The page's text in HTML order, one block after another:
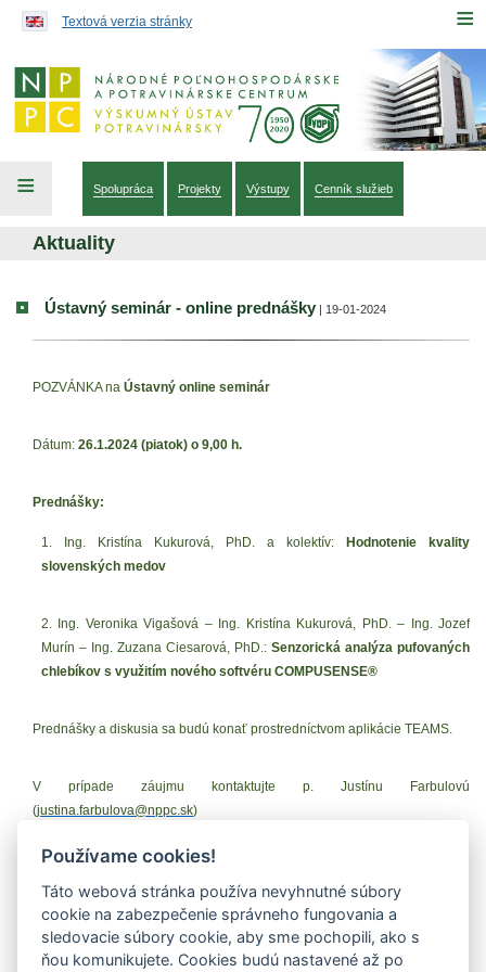
≡
Textová verzia stránky
≡ Spolupráca Projekty Výstupy Cenník služieb
Aktuality
Ústavný seminár - online prednášky | 19-01-2024
POZVÁNKA na Ústavný online seminár
Dátum: 26.1.2024 (piatok) o 9,00 h.
Prednášky:
1. Ing. Kristína Kukurová, PhD. a kolektív:
Hodnotenie kvality
slovenských medov
2. Ing. Veronika Vigašová – Ing. Kristína Kukurová, PhD. – Ing. Jozef
Murín – Ing. Zuzana Ciesarová, PhD.: Senzorická analýza pufovaných
chlebíkov s využitím nového softvéru COMPUSENSE®
Prednášky a diskusia sa budú konať prostredníctvom aplikácie TEAMS.
V prípade záujmu kontaktujte p. Justínu Farbulovú
(justina.farbulova@nppc.sk)
Prílohy (dokumenty na stiahnutie)
Ústavný seminár_pozvánka (pdf, 586.62 Kb, 64x)
Plán ÚS 2024 (pdf, 695.23 Kb, 68x)
Používame cookies!
Táto webová stránka používa nevyhnutné súbory
cookie na zabezpečenie správneho fungovania a
sledovacie súbory cookie, aby sme pochopili, ako s
ňou komunikujete. Cookies budú nastavené až po